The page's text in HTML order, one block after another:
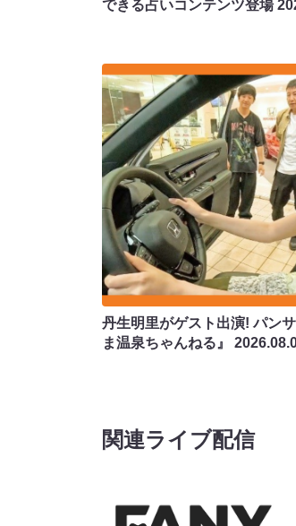
できる占いコンテンツ登場
丹生明里がゲスト出演! パン
ま温泉ちゃんねる』
関連ライブ配信